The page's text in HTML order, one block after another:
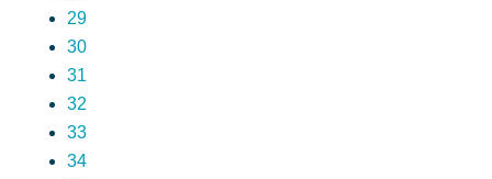
29
30
31
32
33
34